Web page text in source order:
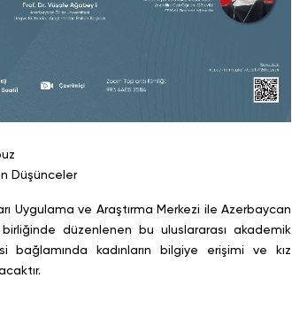
Düşünceler
Uygulama ve Araştırma Merkezi ile Azerbaycan
düzenlenen bu uluslararası akademik
bağlamında kadınların bilgiye erişimi ve kız